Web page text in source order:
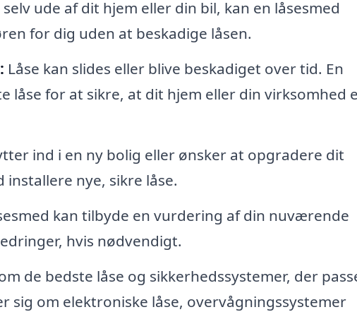
ude af dit hjem eller din bil, kan en låsesmed
for dig uden at beskadige låsen.
Låse kan slides eller blive beskadiget over tid. En
låse for at sikre, at dit hjem eller din virksomhed
ind i en ny bolig eller ønsker at opgradere dit
installere nye, sikre låse.
kan tilbyde en vurdering af din nuværende
hvis nødvendigt.
de bedste låse og sikkerhedssystemer, der
sig om elektroniske låse, overvågningssystemer